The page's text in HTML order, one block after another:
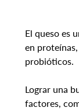
El queso es
en
probióticos.
Lograr una
factores,